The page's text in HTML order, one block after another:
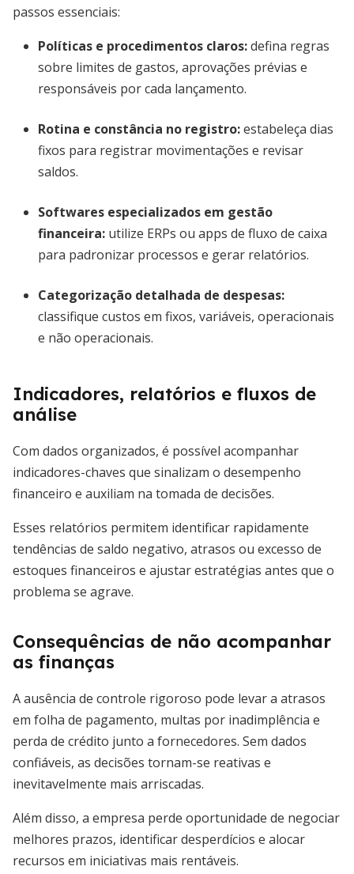
passos essenciais:
Políticas e procedimentos claros:defina regras
sobre limites de gastos, aprovações prévias e
responsáveis por cada lançamento.
Rotina e constância no registro:estabeleça dias
fixos para registrar movimentações e revisar
saldos.
Softwares especializados em gestão
financeira: utilize ERPs ou apps de fluxo de caixa
para padronizar processos e gerar relatórios.
Categorização detalhada de despesas:
classifique custos em fixos, variáveis, operacionais
e não operacionais.
Indicadores, relatórios e fluxos de
análise
Com dados organizados, é possível acompanhar
indicadores-chaves que sinalizam o desempenho
financeiro e auxiliam na tomada de decisões.
Esses relatórios permitem identificar rapidamente
tendências de saldo negativo, atrasos ou excesso de
estoques financeiros e ajustar estratégias antes que o
problema se agrave.
Consequências de não acompanhar
as finanças
A ausência de controle rigoroso pode levar a atrasos
em folha de pagamento, multas por inadimplência e
perda de crédito junto a fornecedores. Sem dados
confiáveis, as decisões tornam-se reativas e
inevitavelmente mais arriscadas.
Além disso, a empresa perde oportunidade de negociar
melhores prazos, identificar desperdícios e alocar
recursos em iniciativas mais rentáveis.